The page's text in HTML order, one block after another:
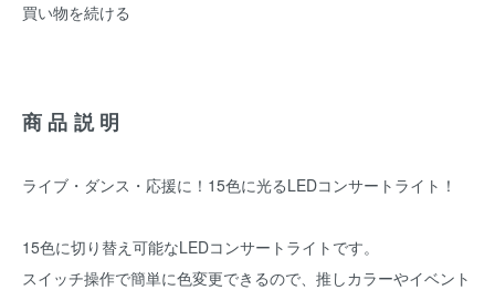
買い物を続ける
商品説明
ライブ・ダンス・応援に！15色に光るLEDコンサートライト！
15色に切り替え可能なLEDコンサートライトです。
スイッチ操作で簡単に色変更できるので、推しカラーやイベント